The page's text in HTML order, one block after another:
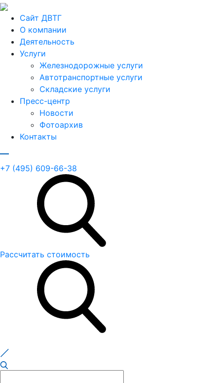
Сайт ДВТГ
О компании
Деятельность
Услуги
Железнодорожные услуги
Автотранспортные услуги
Складские услуги
Пресс-центр
Новости
Фотоархив
Контакты
+7 (495) 609-66-38
Рассчитать стоимость